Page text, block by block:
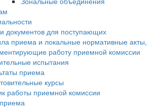
документов для поступающих
приема и локальные нормативные акты,
работу приемной комиссии
испытания
приема
курсы
работы приемной комиссии